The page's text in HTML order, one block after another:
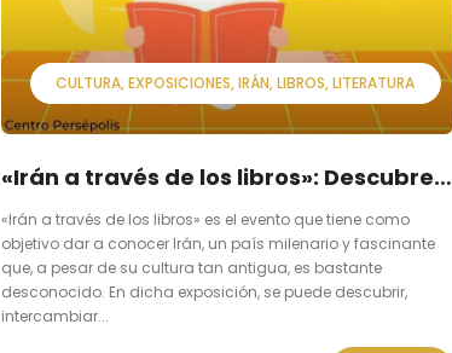
CULTURA EXPOSICIONES IRÁN LIBROS LITERATURA
«Irán a través de los libros»: Descubre algunos autores cuyos títulos están expuestos
«Irán a través de los libros» es el evento que tiene como
objetivo dar a conocer Irán, un país milenario y fascinante
que, a pesar de su cultura tan antigua, es bastante
desconocido. En dicha exposición, se puede descubrir,
intercambiar...